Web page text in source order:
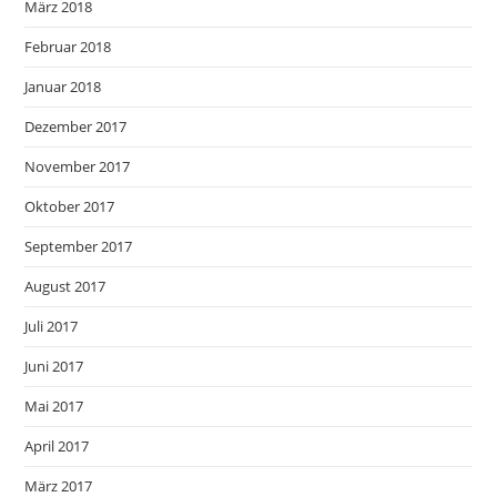
März 2018
Februar 2018
Januar 2018
Dezember 2017
November 2017
Oktober 2017
September 2017
August 2017
Juli 2017
Juni 2017
Mai 2017
April 2017
März 2017